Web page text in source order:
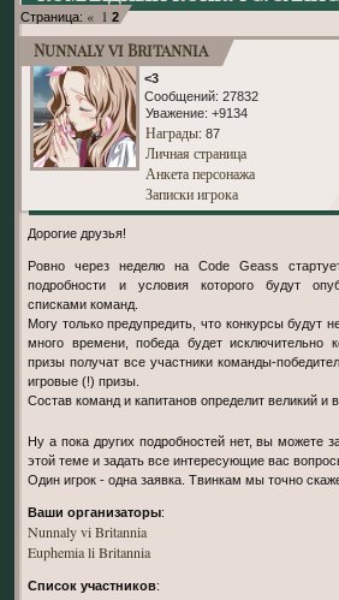
Страница: « 1 2
Nunnaly vi Britannia
<3
Сообщений: 27832
Уважение: +9134
Награды: 87
Личная страница
Анкета персонажа
Записки игрока
Дорогие друзья!
Ровно через неделю на Code Geass
подробности и условия которого будут
списками команд.
Могу только предупредить, что конкурсы будут
много времени, победа будет исключительно
призы получат все участники команды-
игровые (!) призы.
Состав команд и капитанов определит великий и
Ну а пока других подробностей нет, вы можете
этой теме и задать все интересующие вас
Один игрок - одна заявка. Твинкам мы точно
Ваши организаторы:
Nunnaly vi Britannia
Euphemia li Britannia
Список участников: